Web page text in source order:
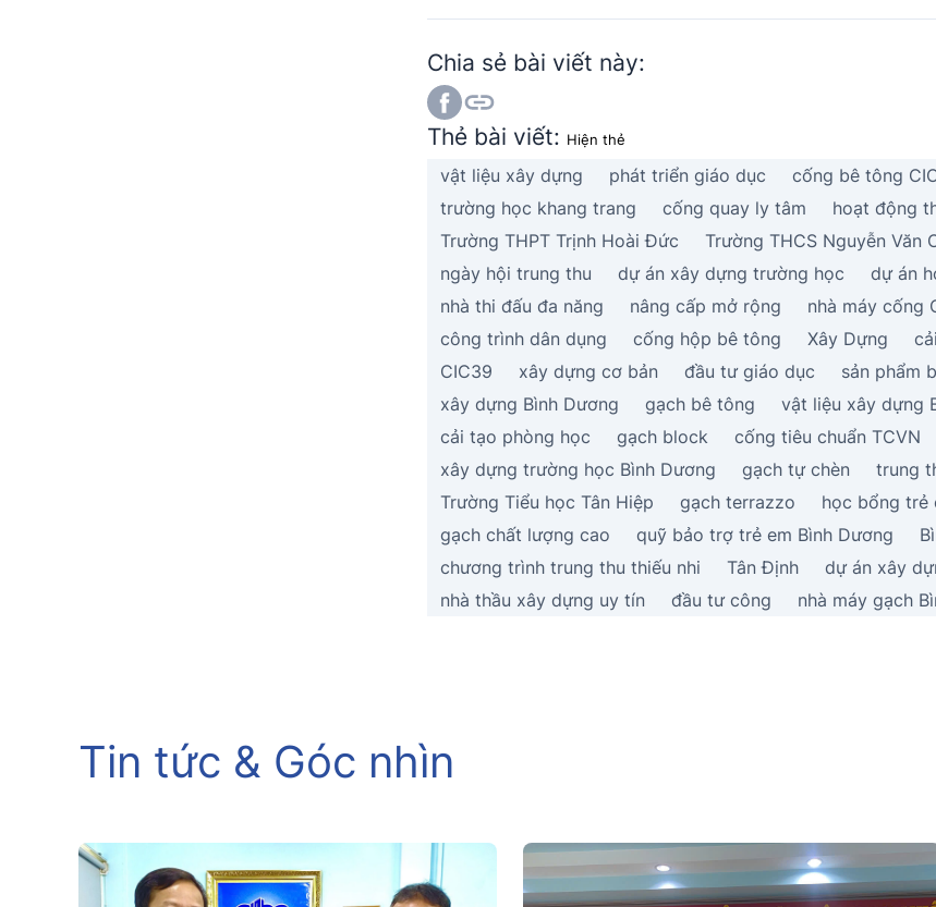
Chia sẻ bài viết này:
Thẻ bài viết: Hiện thẻ
vật liệu xây dựng phát triển giáo dục cống bê tông
trường học khang trang
cống quay ly tâm
hoạt động
Trường THPT Trịnh Hoài Đức
Trường THCS Nguyễn Văn
ngày hội trung thu
dự án xây dựng trường học dự án
nhà thi đấu đa năng
nâng cấp mở rộng nhà máy cống
công trình dân dụng
cống hộp bê tông Xây Dựng
CIC39
xây dựng cơ bản đầu tư giáo dục sản phẩm
xây dựng Bình Dương
gạch bê tông vật liệu xây dựng
cải tạo phòng học
gạch block cống tiêu chuẩn TCVN
xây dựng trường học Bình Dương
gạch tự chèn trung
Trường Tiểu học Tân Hiệp
gạch terrazzo học bổng trẻ
gạch chất lượng cao
quỹ bảo trợ trẻ em Bình Dương
chương trình trung thu thiếu nhi
Tân Định dự án xây
nhà thầu xây dựng uy tín
đầu tư công nhà máy gạch
Tin tức & Góc nhìn